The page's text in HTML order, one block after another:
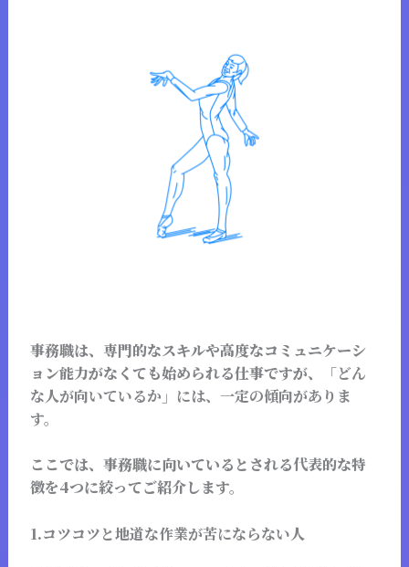
事務職は、専門的なスキルや高度なコミュニケーシ
ョン能力がなくても始められる仕事ですが、
「どん
な人が向いているか」には、一定の傾向がありま
す。
ここでは、事務職に向いているとされる代表的な特
徴を4つに絞ってご紹介します。
1.コツコツと地道な作業が苦にならない人